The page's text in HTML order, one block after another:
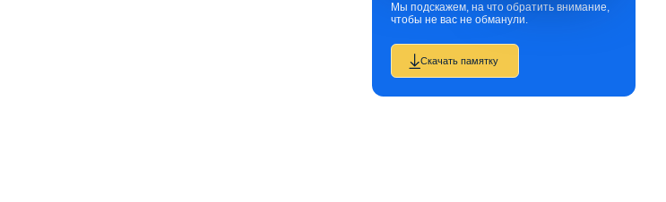
Мы подскажем, на что обратить внимание,
чтобы не вас не обманули.
Скачать памятку